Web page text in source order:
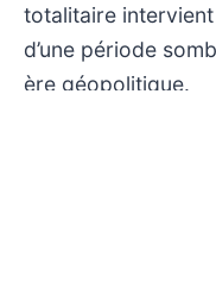
totalitaire
d’une période
ère géopolitique.